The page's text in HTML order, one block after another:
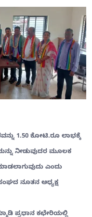
1.50 ಕೋಟಿ.ರೂ ಲಾಭಕ್ಕೆ
ನೀಡುವುದರ ಮೂಲಕ
ಎಂದು
ನೂತನ ಅಧ್ಯಕ್ಷ
ಪ್ರಧಾನ ಕಛೇರಿಯಲ್ಲಿ